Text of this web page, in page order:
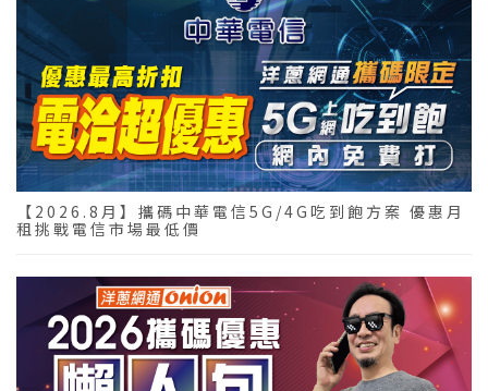
【2026.8月】攜碼中華電信5G/4G吃到飽方案 優惠月
租挑戰電信市場最低價